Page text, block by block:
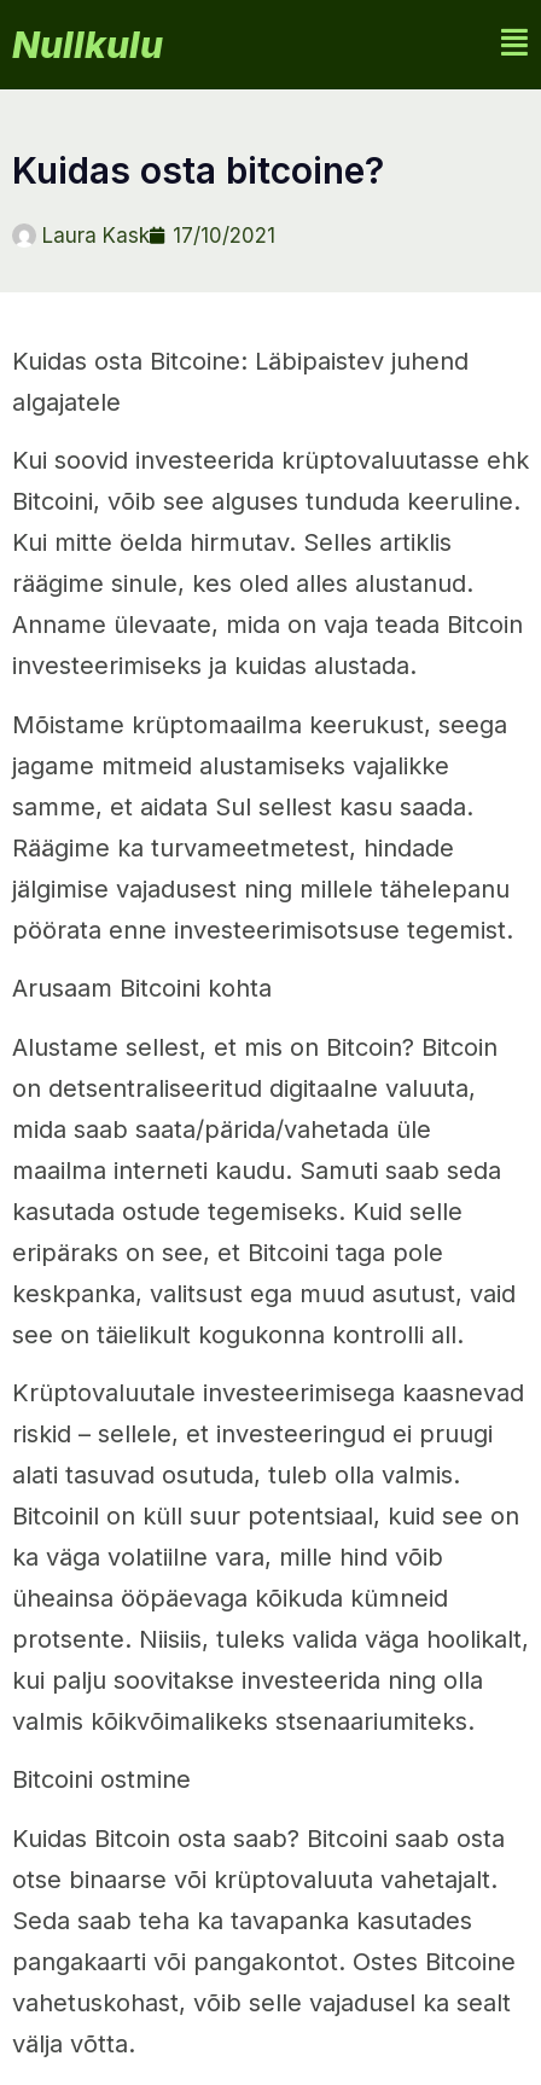
Nullkulu
kuidas osta bitcoine?
Laura Kask 17/10/2021
Kuidas osta Bitcoine: Läbipaistev juhend
algajatele
Kui soovid investeerida krüptovaluutasse ehk
Bitcoini, võib see alguses tunduda keeruline.
Kui mitte öelda hirmutav. Selles artiklis
räägime sinule, kes oled alles alustanud.
Anname ülevaate, mida on vaja teada Bitcoin
investeerimiseks ja kuidas alustada.
Mõistame krüptomaailma keerukust, seega
jagame mitmeid alustamiseks vajalikke
samme, et aidata Sul sellest kasu saada.
Räägime ka turvameetmetest, hindade
jälgimise vajadusest ning millele tähelepanu
pöörata enne investeerimisotsuse tegemist.
Arusaam Bitcoini kohta
Alustame sellest, et mis on Bitcoin? Bitcoin
on detsentraliseeritud digitaalne valuuta,
mida saab saata/pärida/vahetada üle
maailma interneti kaudu. Samuti saab seda
kasutada ostude tegemiseks. Kuid selle
eripäraks on see, et Bitcoini taga pole
keskpanka, valitsust ega muud asutust, vaid
see on täielikult kogukonna kontrolli all.
Krüptovaluutale investeerimisega kaasnevad
riskid – sellele, et investeeringud ei pruugi
alati tasuvad osutuda, tuleb olla valmis.
Bitcoinil on küll suur potentsiaal, kuid see on
ka väga volatiilne vara, mille hind võib
üheainsa ööpäevaga kõikuda kümneid
protsente. Niisiis, tuleks valida väga hoolikalt,
kui palju soovitakse investeerida ning olla
valmis kõikvõimalikeks stsenaariumiteks.
Bitcoini ostmine
Kuidas Bitcoin osta saab? Bitcoini saab osta
otse binaarse või krüptovaluuta vahetajalt.
Seda saab teha ka tavapanka kasutades
pangakaarti või pangakontot. Ostes Bitcoine
vahetuskohast, võib selle vajadusel ka sealt
välja võtta.